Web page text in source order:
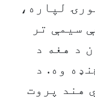
لپاره،
سیمې تر
د هغه د
وه. د
هند پروت